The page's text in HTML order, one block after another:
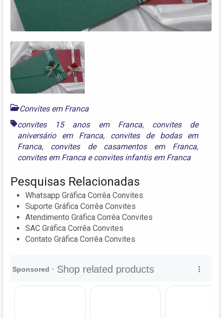
Convites em Franca
convites 15 anos em Franca, convites de
aniversário em Franca, convites de bodas em
Franca, convites de casamentos em Franca,
convites em Franca econvites infantis em Franca
Pesquisas Relacionadas
Whatsapp Gráfica Corrêa Convites
Suporte Gráfica Corrêa Convites
Atendimento Gráfica Corrêa Convites
SAC Gráfica Corrêa Convites
Contato Gráfica Corrêa Convites